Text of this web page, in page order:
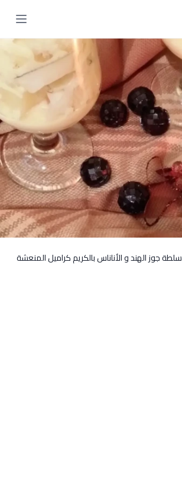
سلطة جوز الهند و الأناناس بالكريم كراميل المنعشة